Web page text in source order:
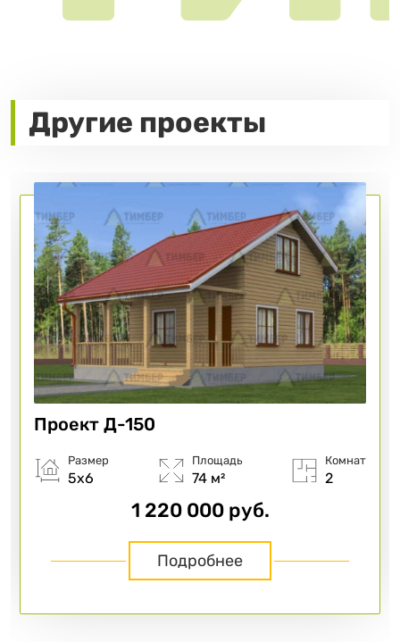
Другие проекты
Проект Д-150
Размер
5х6
Площадь
74 м²
Комнат
2
1 220 000 руб.
Подробнее